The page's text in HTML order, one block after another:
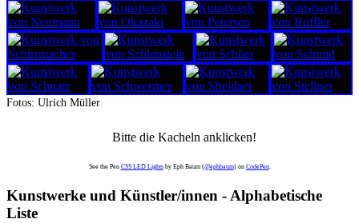
Fotos: Ulrich Müller
Bitte die Kacheln anklicken!
See the Pen CSS LED Lightsby Eph Baum (@ephbaum) on CodePen.
Kunstwerke und Künstler/innen - Alphabetische
Liste